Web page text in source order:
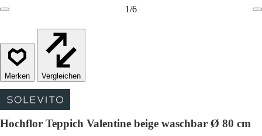
1/6
Vergleichen
Hochflor Teppich Valentine beige waschbar Ø 80 cm